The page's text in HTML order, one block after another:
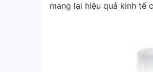
mang lại hiệu quả kinh tế